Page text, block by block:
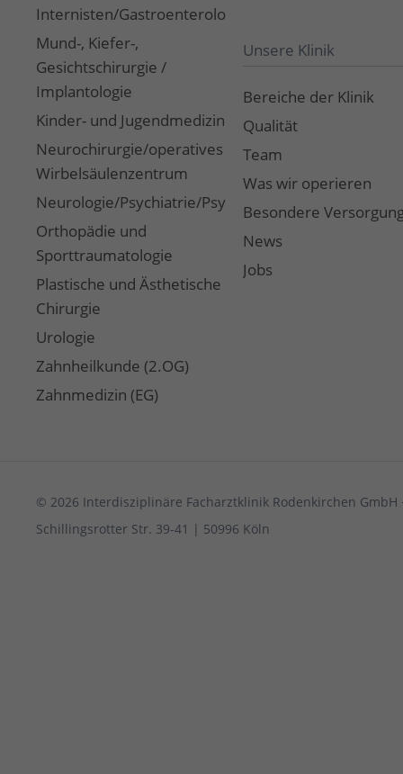
Internisten/Gastroenterologie
Mund-, Kiefer-,
Gesichtschirurgie /
Implantologie
Kinder- und Jugendmedizin
Neurochirurgie/operatives
Wirbelsäulenzentrum
Neurologie/Psychiatrie/Psychotherapie/Coaching
Orthopädie und
Sporttraumatologie
Plastische und Ästhetische
Chirurgie
Urologie
Zahnheilkunde (2.OG)
Zahnmedizin (EG)
Unsere Klinik
Bereiche der Klinik
Qualität
Team
Was wir operieren
Besondere
News
Jobs
© 2026 Interdisziplinäre Facharztklinik Rodenkirchen GmbH
Schillingsrotter Str. 39-41 | 50996 Köln